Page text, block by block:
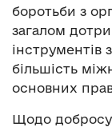
боротьби з
загалом
інструментів
більшість
основних
Щодо